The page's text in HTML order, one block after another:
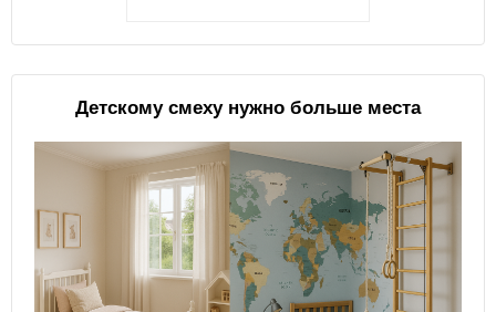
Детскому смеху нужно больше места